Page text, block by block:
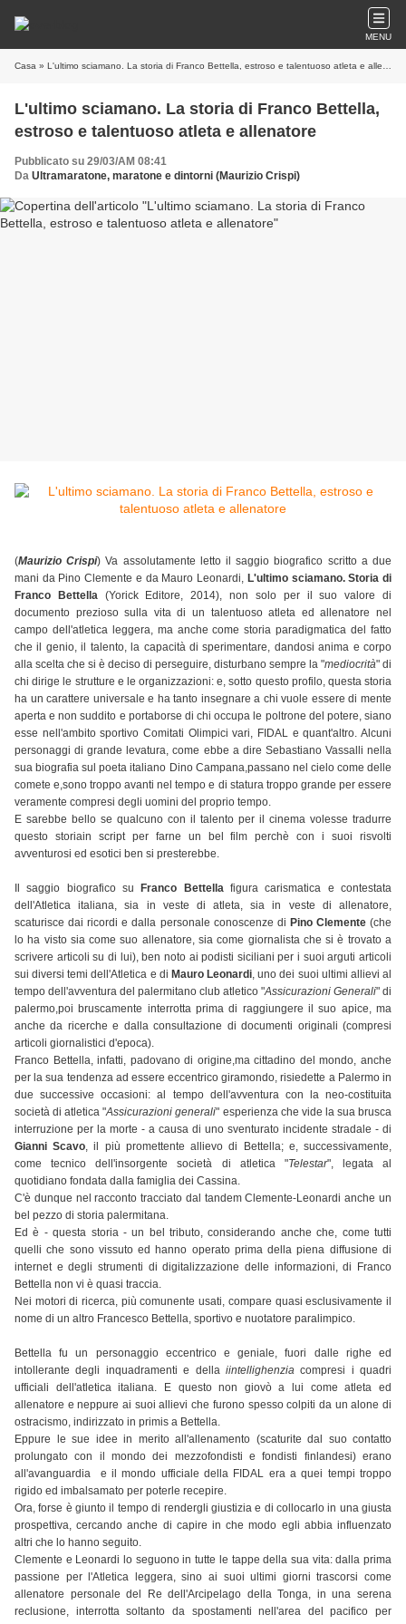
MENU
Casa » L'ultimo sciamano. La storia di Franco Bettella, estroso e talentuoso atleta e allenatore
L'ultimo sciamano. La storia di Franco Bettella,
estroso e talentuoso atleta e allenatore
Pubblicato su 29/03/AM 08:41
Da Ultramaratone, maratone e dintorni (Maurizio Crispi)
(Maurizio Crispi) Va assolutamente letto il saggio biografico scritto a due
mani da Pino Clemente e da Mauro Leonardi, L'ultimo sciamano. Storia di
Franco Bettella (Yorick Editore, 2014), non solo per il suo valore di
documento prezioso sulla vita di un talentuoso atleta ed allenatore nel
campo dell'atletica leggera, ma anche come storia paradigmatica del fatto
che il genio, il talento, la capacità di sperimentare, dandosi anima e corpo
alla scelta che si è deciso di perseguire, disturbano sempre la "mediocrità" di
chi dirige le strutture e le organizzazioni: e, sotto questo profilo, questa storia
ha un carattere universale e ha tanto insegnare a chi vuole essere di mente
aperta e non suddito e portaborse di chi occupa le poltrone del potere, siano
esse nell'ambito sportivo Comitati Olimpici vari, FIDAL e quant'altro. Alcuni
personaggi di grande levatura, come ebbe a dire Sebastiano Vassalli nella
sua biografia sul poeta italiano Dino Campana,passano nel cielo come delle
comete e,sono troppo avanti nel tempo e di statura troppo grande per essere
veramente compresi degli uomini del proprio tempo.
E sarebbe bello se qualcuno con il talento per il cinema volesse tradurre
questo storiain script per farne un bel film perchè con i suoi risvolti
avventurosi ed esotici ben si presterebbe.
Il saggio biografico su Franco Bettellafigura carismatica e contestata
dell'Atletica italiana, sia in veste di atleta, sia in veste di allenatore,
scaturisce dai ricordi e dalla personale conoscenze di Pino Clemente(che
lo ha visto sia come suo allenatore, sia come giornalista che si è trovato a
scrivere articoli su di lui), ben noto ai podisti siciliani per i suoi arguti articoli
sui diversi temi dell'Atletica e di Mauro Leonardi, uno dei suoi ultimi allievi al
tempo dell'avventura del palermitano club atletico "Assicurazioni Generali" di
palermo,poi bruscamente interrotta prima di raggiungere il suo apice, ma
anche da ricerche e dalla consultazione di documenti originali (compresi
articoli giornalistici d'epoca).
Franco Bettella, infatti, padovano di origine,ma cittadino del mondo, anche
per la sua tendenza ad essere eccentrico giramondo, risiedette a Palermo in
due successive occasioni: al tempo dell'avventura con la neo-costituita
società di atletica "Assicurazioni generali" esperienza che vide la sua brusca
interruzione per la morte - a causa di uno sventurato incidente stradale - di
Gianni Scavo, il più promettente allievo di Bettella; e, successivamente,
come tecnico dell'insorgente società di atletica "Telestar", legata al
quotidiano fondata dalla famiglia dei Cassina.
C'è dunque nel racconto tracciato dal tandem Clemente-Leonardi anche un
bel pezzo di storia palermitana.
Ed è - questa storia - un bel tributo, considerando anche che, come tutti
quelli che sono vissuto ed hanno operato prima della piena diffusione di
internet e degli strumenti di digitalizzazione delle informazioni, di Franco
Bettella non vi è quasi traccia.
Nei motori di ricerca, più comunente usati, compare quasi esclusivamente il
nome di un altro Francesco Bettella, sportivo e nuotatore paralimpico.
Bettella fu un personaggio eccentrico e geniale, fuori dalle righe ed
intollerante degli inquadramenti e della iintellighenziacompresi i quadri
ufficiali dell'atletica italiana. E questo non giovò a lui come atleta ed
allenatore e neppure ai suoi allievi che furono spesso colpiti da un alone di
ostracismo, indirizzato in primis a Bettella.
Eppure le sue idee in merito all'allenamento (scaturite dal suo contatto
prolungato con il mondo dei mezzofondisti e fondisti finlandesi) erano
all'avanguardia
e il mondo ufficiale della FIDAL era a quei tempi troppo
rigido ed imbalsamato per poterle recepire.
Ora, forse è giunto il tempo di rendergli giustizia e di collocarlo in una giusta
prospettiva, cercando anche di capire in che modo egli abbia influenzato
altri che lo hanno seguito.
Clemente e Leonardi lo seguono in tutte le tappe della sua vita: dalla prima
passione per l'Atletica leggera, sino ai suoi ultimi giorni trascorsi come
allenatore personale del Re dell'Arcipelago della Tonga, in una serena
reclusione, interrotta soltanto da spostamenti nell'area del pacifico per